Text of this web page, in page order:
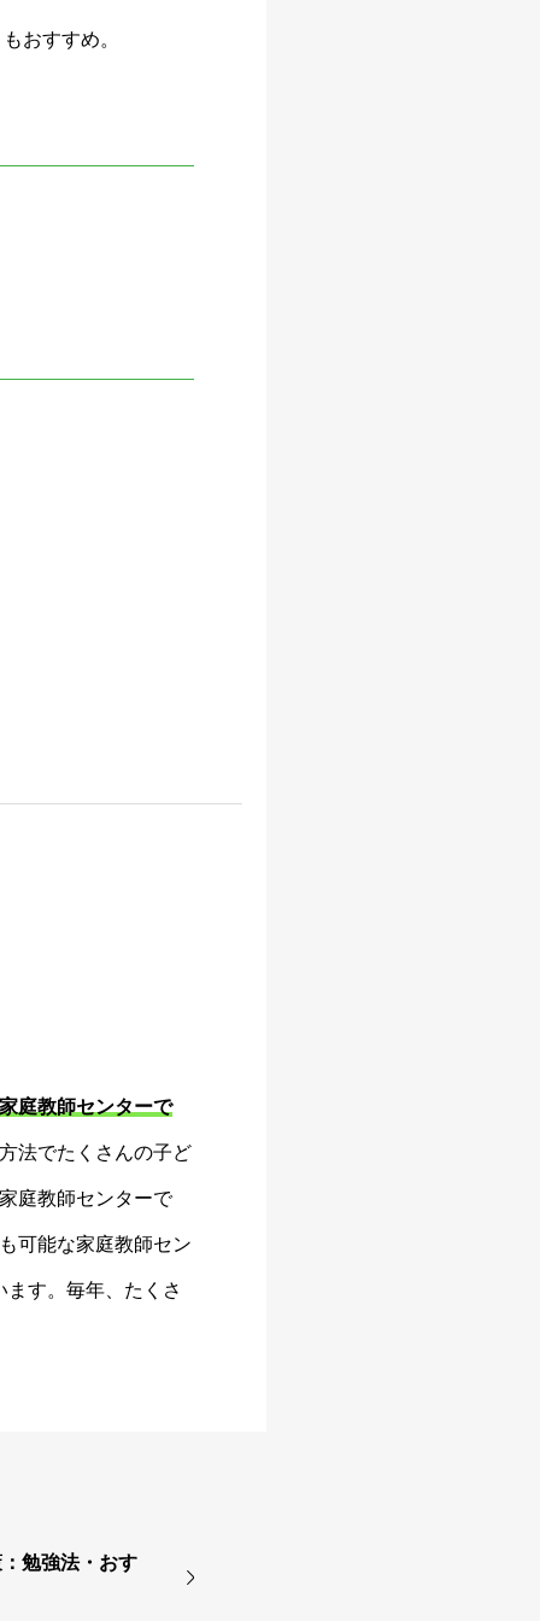
おすすめ。
庭教師センターで
法でたくさんの子ど
庭教師センターで
可能な家庭教師セン
す。毎年、たくさ
勉強法・おす